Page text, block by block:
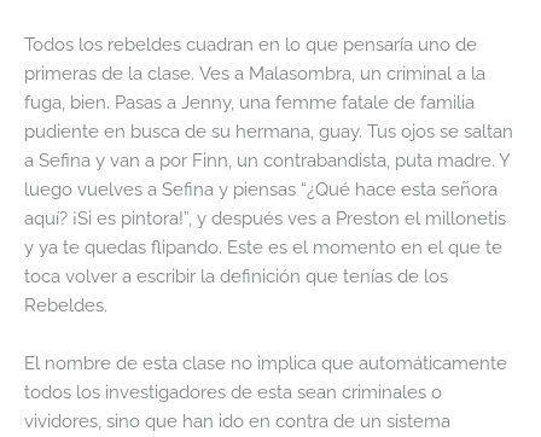
Todos los rebeldes cuadran en lo que pensaría uno de
primeras de la clase. Ves a Malasombra, un criminal a la
fuga, bien. Pasas a Jenny, una femme fatale de familia
pudiente en busca de su hermana, guay. Tus ojos se saltan
a Sefina y van a por Finn, un contrabandista, puta madre. Y
luego vuelves a Sefina y piensas “¿Qué hace esta señora
aquí? ¡Si es pintora!”, y después ves a Preston el millonetis
y ya te quedas flipando. Este es el momento en el que te
toca volver a escribir la definición que tenías de los
Rebeldes.
El nombre de esta clase no implica que automáticamente
todos los investigadores de esta sean criminales o
vividores, sino que han ido en contra de un sistema